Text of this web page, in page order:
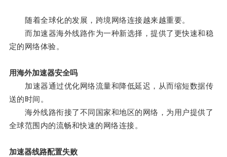
随着全球化的发展，跨境网络连接越来越重要。
而加速器海外线路作为一种新选择，提供了更快速和稳
定的网络体验。
用海外加速器安全吗
加速器通过优化网络流量和降低延迟，从而缩短数据传
送的时间。
海外线路衔接了不同国家和地区的网络，为用户提供了
全球范围内的流畅和快速的网络连接。
加速器线路配置失败